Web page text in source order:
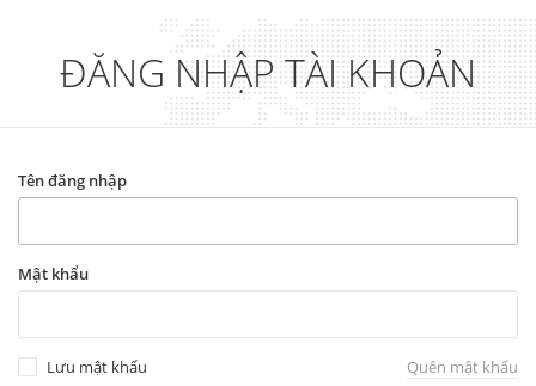
ĐĂNG NHẬP TÀI KHOẢN
Tên đăng nhập
Mật khẩu
Lưu mật khẩu Quên mật khẩu